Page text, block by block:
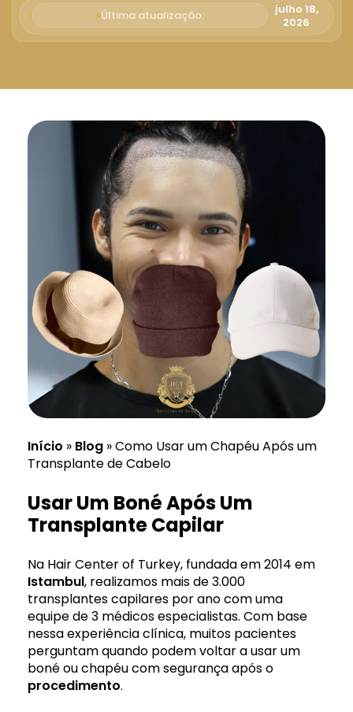
Русский
Svenska
Última atualização:
julho 18,
2026
Início » Blog »Como Usar um Chapéu Após um
Transplante de Cabelo
Usar Um Boné Após Um
Transplante Capilar
Na Hair Center of Turkey, fundada em 2014 em
Istambul, realizamos mais de 3.000
transplantes capilares por ano com uma
equipe de 3 médicos especialistas. Com base
nessa experiência clínica, muitos pacientes
perguntam quando podem voltar a usar um
boné ou chapéu com segurança após o
procedimento.